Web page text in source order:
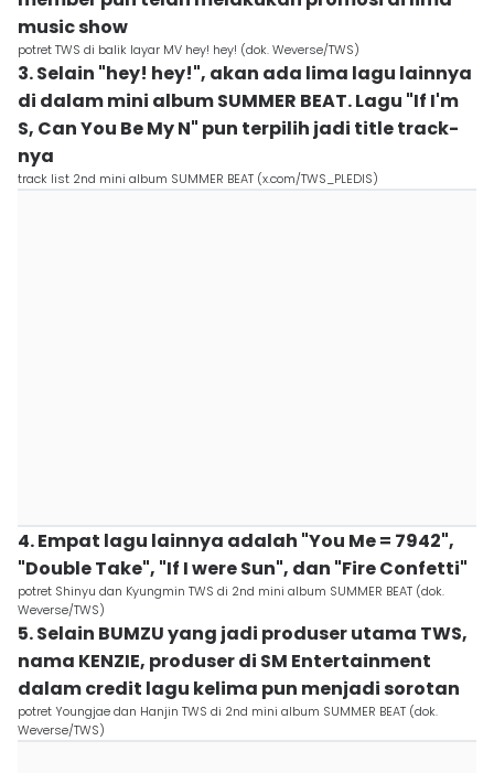
music show
potret TWS di balik layar MV hey! hey! (dok. Weverse/TWS)
3. Selain "hey! hey!", akan ada lima lagu lainnya
di dalam mini album SUMMER BEAT. Lagu "If I'm
S, Can You Be My N" pun terpilih jadi title track-
nya
track list 2nd mini album SUMMER BEAT (x.com/TWS_PLEDIS)
4. Empat lagu lainnya adalah "You Me = 7942",
"Double Take", "If I were Sun", dan "Fire Confetti"
potret Shinyu dan Kyungmin TWS di 2nd mini album SUMMER BEAT (dok.
Weverse/TWS)
5. Selain BUMZU yang jadi produser utama TWS,
nama KENZIE, produser di SM Entertainment
dalam credit lagu kelima pun menjadi sorotan
potret Youngjae dan Hanjin TWS di 2nd mini album SUMMER BEAT (dok.
Weverse/TWS)